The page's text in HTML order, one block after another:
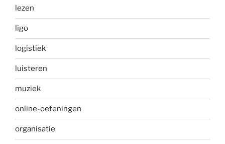
lezen
ligo
logistiek
luisteren
muziek
online-oefeningen
organisatie